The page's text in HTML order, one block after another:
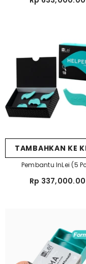
TAMBAHKAN KE
Pembantu InLei (5
Rp 337,000.00